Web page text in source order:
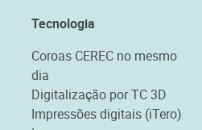
Tecnologia
Coroas CEREC no mesmo
dia
Digitalização por TC 3D
Impressões digitais (iTero)